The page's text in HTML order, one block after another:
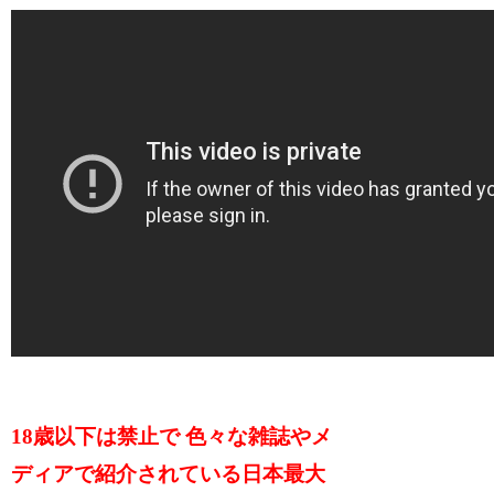
18歳以下は禁止で 色々な雑誌やメ
ディアで紹介されている日本最大